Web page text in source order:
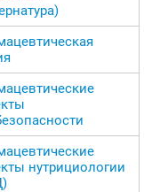
нутрициологии